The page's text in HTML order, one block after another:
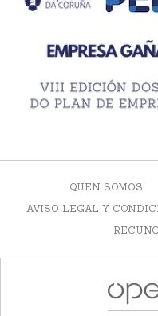
QUEN SOMOS
AVISO LEGAL Y